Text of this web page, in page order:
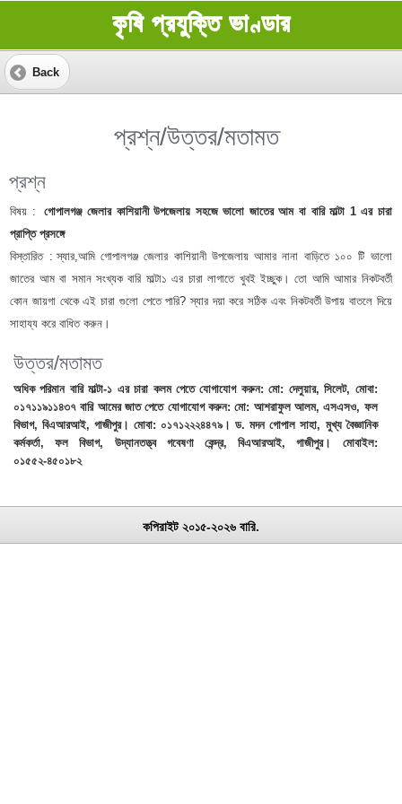
কৃষি প্রযুক্তি ভাণ্ডার
Back
প্রশ্ন/উত্তর/মতামত
প্রশ্ন
বিষয় :
গোপালগঞ্জ জেলার কাশিয়ানী উপজেলায় সহজে ভালো জাতের আম বা বারি মাল্টা 1 এর চারা
প্রাপ্তি প্রসঙ্গে
বিস্তারিত : স্যার,আমি গোপালগঞ্জ জেলার কাশিয়ানী উপজেলায় আমার নানা বাড়িতে ১০০ টি ভালো
জাতের আম বা সমান সংখ্যক বারি মাল্টা১ এর চারা লাগাতে খুবই ইচ্ছুক। তো আমি আমার নিকটবর্তী
কোন জায়গা থেকে এই চারা গুলো পেতে পারি? স্যার দয়া করে সঠিক এবং নিকটবর্তী উপায় বাতলে দিয়ে
সাহায্য করে বাধিত করুন।
উত্তর/মতামত
অধিক পরিমান বারি মাল্টা-১ এর চারা কলম পেতে যোগাযোগ করুন: মো: দেলুয়ার, সিলেট, মোবা:
০১৭১১৯১১৪৩৭ বারি আমের জাত পেতে যোগাযোগ করুন: মো: আশরাফুল আলম, এসএসও, ফল
বিভাগ, বিএআরআই, গাজীপুর। মোবা: ০১৭১২২২৪৪৭৯। ড. মদন গোপাল সাহা, মুখ্য বৈজ্ঞানিক
কর্মকর্তা, ফল বিভাগ, উদ্যানতত্ত্ব গবেষণা কেন্দ্র, বিএআরআই, গাজীপুর। মোবাইল:
০১৫৫২-৪৫০১৮২
কপিরাইট ২০১৫-২০২৬ বারি.